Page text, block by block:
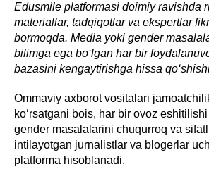
Edusmile platformasi doimiy ravishda
materiallar, tadqiqotlar va ekspertlar
bormoqda. Media yoki gender
bilimga ega bo‘lgan har bir
bazasini kengaytirishga hissa
Ommaviy axborot vositalari
ko‘rsatgani bois, har bir ovoz
gender masalalarini chuqurroq va
intilayotgan jurnalistlar va blogerlar
platforma hisoblanadi.